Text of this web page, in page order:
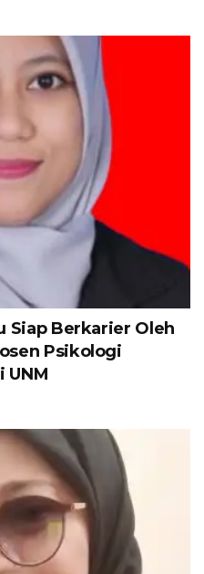
Siap Berkarier Oleh
Psikologi
UNM